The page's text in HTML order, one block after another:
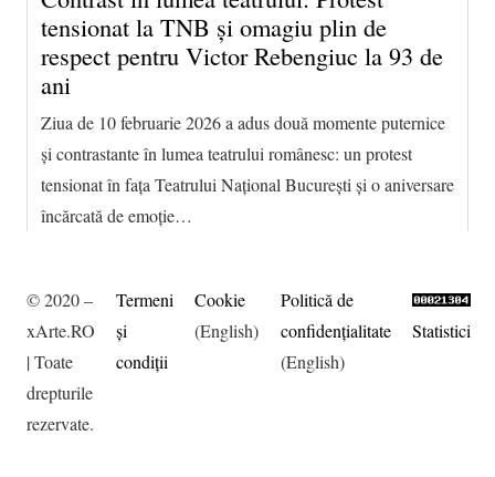
tensionat la TNB și omagiu plin de
respect pentru Victor Rebengiuc la 93 de
ani
Ziua de 10 februarie 2026 a adus două momente puternice
și contrastante în lumea teatrului românesc: un protest
tensionat în fața Teatrului Național București și o aniversare
încărcată de emoție…
© 2020 –
xArte.RO
| Toate
drepturile
rezervate.
Termeni
şi
condiţii
Cookie
(English)
Politică de
confidențialitate
(English)
Statistici